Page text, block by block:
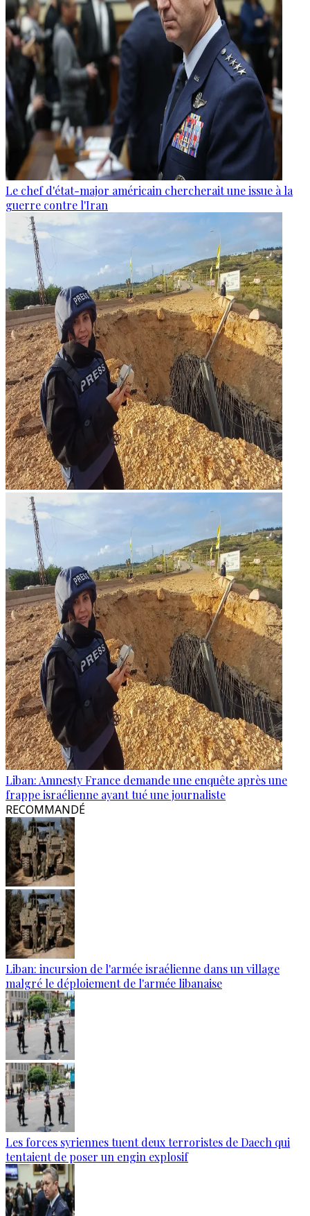
Le chef d'état-major américain chercherait une issue à la
guerre contre l'Iran
Liban: Amnesty France demande une enquête après une
frappe israélienne ayant tué une journaliste
RECOMMANDÉ
Liban: incursion de l'armée israélienne dans un village
malgré le déploiement de l'armée libanaise
Les forces syriennes tuent deux terroristes de Daech qui
tentaient de poser un engin explosif